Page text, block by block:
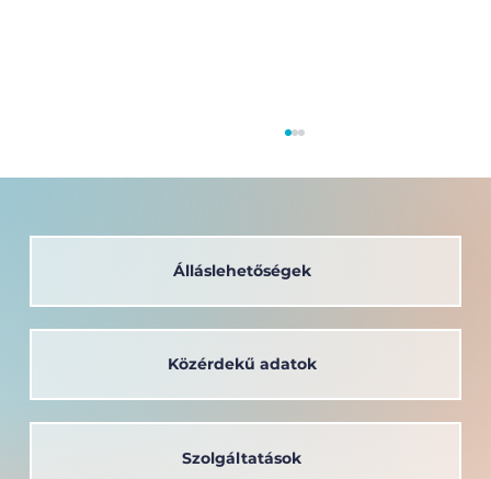
festő eszközcsalád
Álláslehetőségek
Szolgáltatások
Közérdekű adatok